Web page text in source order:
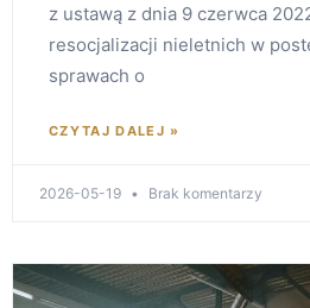
z ustawą z dnia 9 czerwca
resocjalizacji nieletnich w
sprawach o
CZYTAJ DALEJ »
2026-05-19 Brak komentarzy